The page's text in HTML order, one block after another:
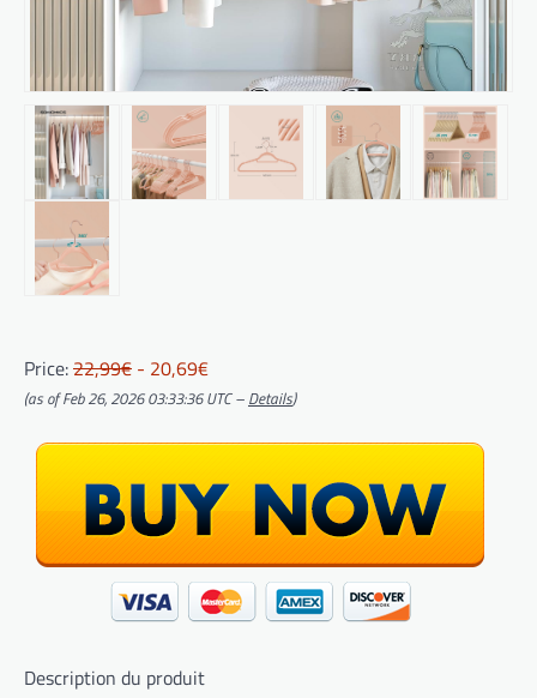
Price:22,99€ - 20,69€
(as of Feb 26, 2026 03:33:36 UTC – Details)
Description du produit